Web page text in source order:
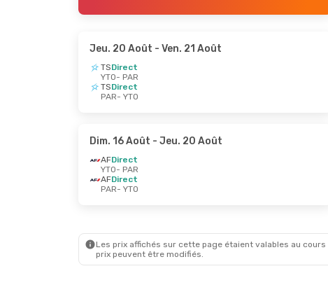
Jeu. 20 Août - Ven. 21 Août
TSDirect
YTO- PAR
TSDirect
PAR- YTO
Dim. 16 Août - Jeu. 20 Août
AFDirect
YTO- PAR
AFDirect
PAR- YTO
Les prix affichés sur cette page étaient valables au
prix peuvent être modifiés.